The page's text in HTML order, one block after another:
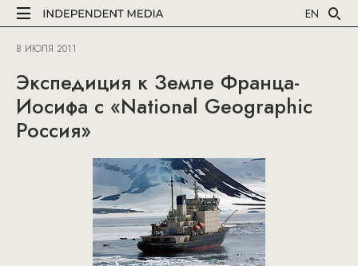
EN
8 ИЮЛЯ 2011
Экспедиция к Земле Франца-
Иосифа с «National Geographic
Россия»